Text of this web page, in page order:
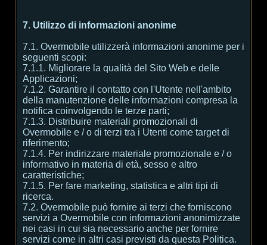
7. Utilizzo di informazioni anonime
7.1. Overmobile utilizzerà informazioni anonime per i
seguenti scopi:
7.1.1. Migliorare la qualità del Sito Web e delle
Applicazioni;
7.1.2. Garantire il contatto con l'Utente nell'ambito
della manutenzione delle informazioni compresa la
notifica coinvolgendo le terze parti;
7.1.3. Distribuire materiali promozionali di
Overmobile e / o di terzi tra i Utenti come target di
riferimento;
7.1.4. Per indirizzare materiale promozionale e / o
informativo in materia di età, sesso e altro
caratteristiche;
7.1.5. Per fare marketing, statistica e altri tipi di
ricerca.
7.2. Overmobile può fornire ai terzi che forniscono
servizi a Overmobile con informazioni anonimizzate
nei casi in cui sia necessario anche per fornire
servizi come in altri casi previsti da questa Politica.